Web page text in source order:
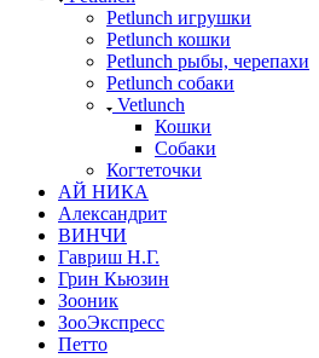
Petlunch игрушки
Petlunch кошки
Petlunch рыбы, черепахи
Petlunch собаки
Vetlunch
Кошки
Собаки
Когтеточки
АЙ НИКА
Александрит
ВИНЧИ
Гавриш Н.Г.
Грин Кьюзин
Зооник
ЗооЭкспресс
Петто